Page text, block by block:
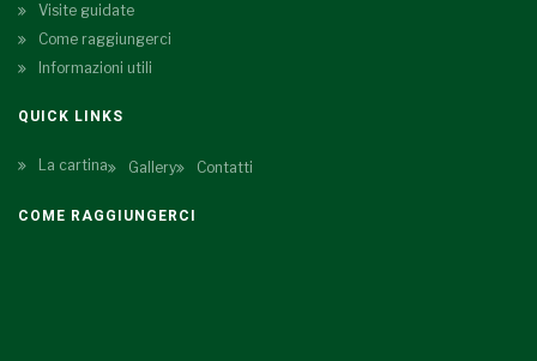
Visite guidate
Come raggiungerci
Informazioni utili
QUICK LINKS
La cartina Gallery Contatti
COME RAGGIUNGERCI